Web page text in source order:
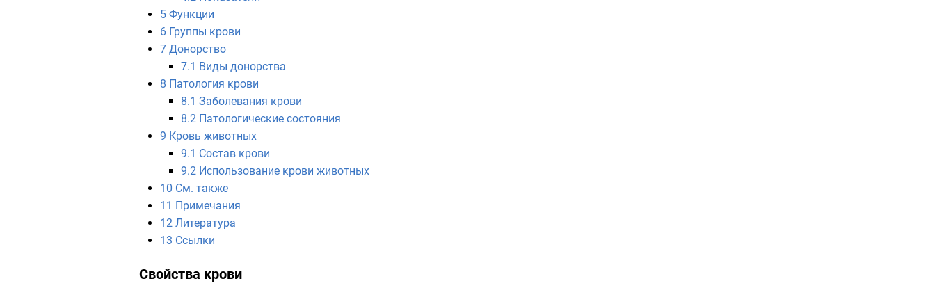
5 Функции
6 Группы крови
7 Донорство
7.1 Виды донорства
8 Патология крови
8.1 Заболевания крови
8.2 Патологические состояния
9 Кровь животных
9.1 Состав крови
9.2 Использование крови животных
10 См. также
11 Примечания
12 Литература
13 Ссылки
Свойства крови